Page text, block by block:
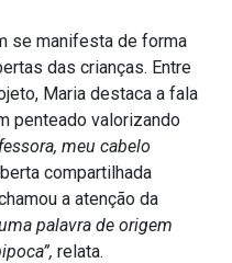
se manifesta de forma
das crianças. Entre
Maria destaca a fala
penteado valorizando
meu cabelo
compartilhada
a atenção da
palavra de origem
relata.